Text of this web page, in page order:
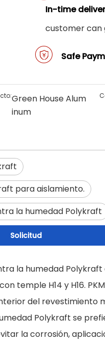
In-time
customer can
Safe
Green House Alum
inum
para aislamiento.
la humedad Polykraft
Solicitud
la humedad
H14 y H16.
del revestimiento
Polykraft se
la corrosión,